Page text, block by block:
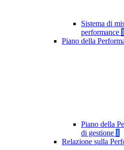
Sistema di
performance 1
Piano della
Piano della
di gestione 1
Relazione sulla